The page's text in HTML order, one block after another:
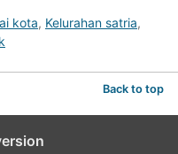
kota, Kelurahan satria,
Back to top